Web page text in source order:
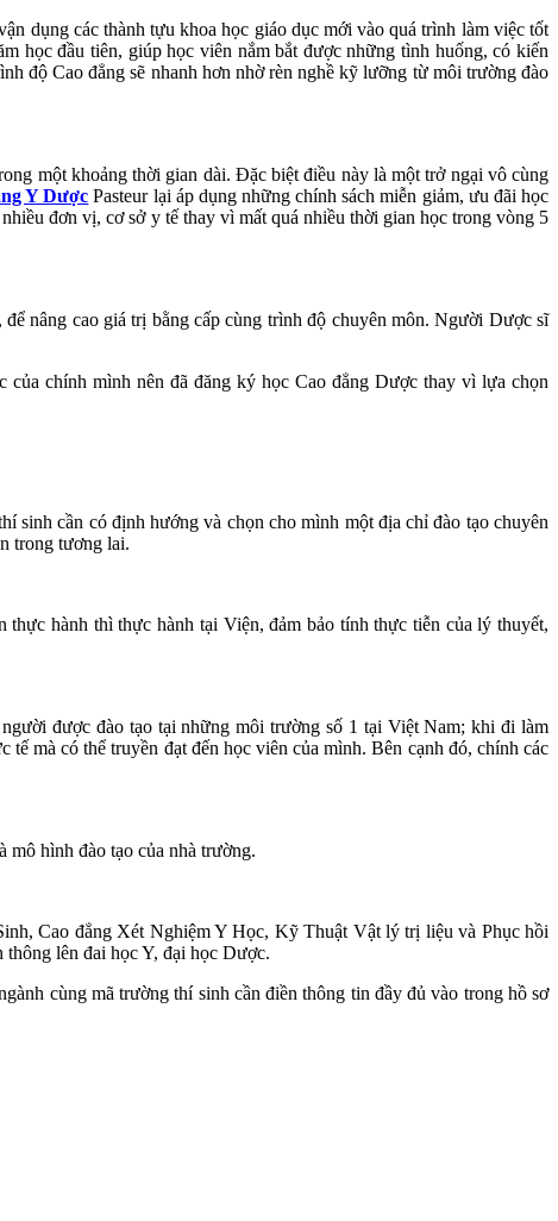
dụng các thành tựu khoa học giáo dục mới vào quá trình làm việc tốt
học đầu tiên, giúp học viên nắm bắt được những tình huống, có kiến
độ Cao đẳng sẽ nhanh hơn nhờ rèn nghề kỹ lưỡng từ môi trường đào
một khoảng thời gian dài. Đặc biệt điều này là một trở ngại vô cùng
Y Dược Pasteur lại áp dụng những chính sách miễn giảm, ưu đãi học
đơn vị, cơ sở y tế thay vì mất quá nhiều thời gian học trong vòng 5
nâng cao giá trị bằng cấp cùng trình độ chuyên môn. Người Dược sĩ
chính mình nên đã đăng ký học Cao đẳng Dược thay vì lựa chọn
sinh cần có định hướng và chọn cho mình một địa chỉ đào tạo chuyên
trong tương lai.
hành thì thực hành tại Viện, đảm bảo tính thực tiễn của lý thuyết,
được đào tạo tại những môi trường số 1 tại Việt Nam; khi đi làm
mà có thể truyền đạt đến học viên của mình. Bên cạnh đó, chính các
mô hình đào tạo của nhà trường.
Cao đẳng Xét Nghiệm Y Học, Kỹ Thuật Vật lý trị liệu và Phục hồi
lên đai học Y, đại học Dược.
cùng mã trường thí sinh cần điền thông tin đầy đủ vào trong hồ sơ